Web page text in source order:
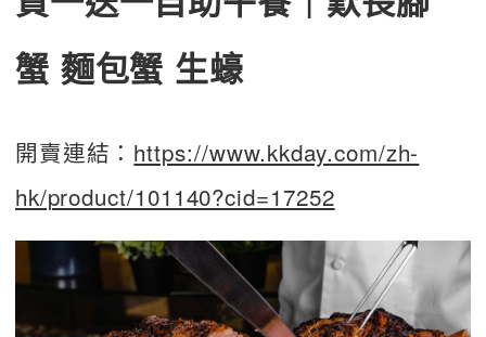
蟹 麵包蟹 生蠔
開賣連結： https://www.kkday.com/zh-
hk/product/101140?cid=17252